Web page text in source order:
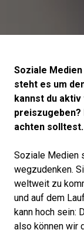
Soziale
steht es um
kannst du
achten solltest.
Soziale Medien
wegzudenken.
weltweit zu
und auf dem
kann hoch sein:
also können wir